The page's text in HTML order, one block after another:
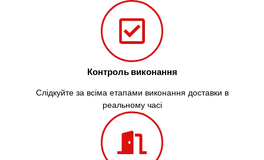
Контроль виконання
Слідкуйте за всіма етапами виконання доставки в
реальному часі